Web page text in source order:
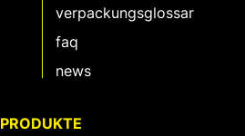
verpackungsglossar
faq
news
PRODUKTE